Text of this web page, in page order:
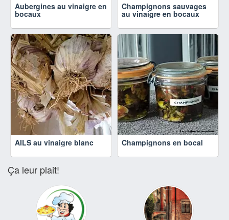
Aubergines au vinaigre en
bocaux
Champignons sauvages
au vinaigre en bocaux
AILS au vinaigre blanc Champignons en bocal
Ça leur plait!